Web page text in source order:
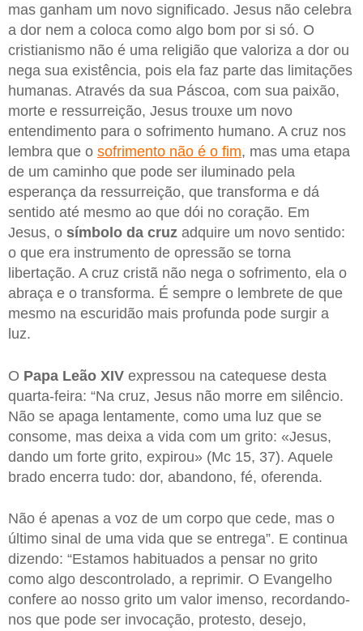
mas ganham um novo significado. Jesus não celebra
a dor nem a coloca como algo bom por si só. O
cristianismo não é uma religião que valoriza a dor ou
nega sua existência, pois ela faz parte das limitações
humanas. Através da sua Páscoa, com sua paixão,
morte e ressurreição, Jesus trouxe um novo
entendimento para o sofrimento humano. A cruz nos
lembra que o sofrimento não é o fim, mas uma etapa
de um caminho que pode ser iluminado pela
esperança da ressurreição, que transforma e dá
sentido até mesmo ao que dói no coração. Em
Jesus, o símbolo da cruz adquire um novo sentido:
o que era instrumento de opressão se torna
libertação. A cruz cristã não nega o sofrimento, ela o
abraça e o transforma. É sempre o lembrete de que
mesmo na escuridão mais profunda pode surgir a
luz.
O Papa Leão XIV expressou na catequese desta
quarta-feira: “Na cruz, Jesus não morre em silêncio.
Não se apaga lentamente, como uma luz que se
consome, mas deixa a vida com um grito: «Jesus,
dando um forte grito, expirou» (Mc 15, 37). Aquele
brado encerra tudo: dor, abandono, fé, oferenda.
Não é apenas a voz de um corpo que cede, mas o
último sinal de uma vida que se entrega”. E continua
dizendo: “Estamos habituados a pensar no grito
como algo descontrolado, a reprimir. O Evangelho
confere ao nosso grito um valor imenso, recordando-
nos que pode ser invocação, protesto, desejo,